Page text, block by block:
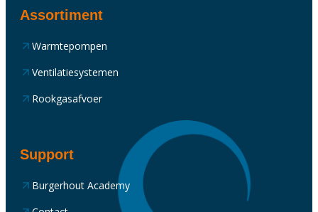
Assortiment
Warmtepompen
Ventilatiesystemen
Rookgasafvoer
Support
Burgerhout Academy